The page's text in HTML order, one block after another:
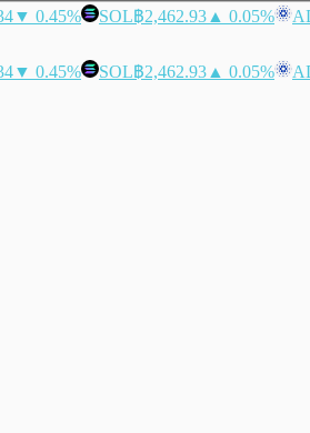
▼ 0.45% SOL฿2,462.93 ▲ 0.05%
▼ 0.45% SOL฿2,462.93 ▲ 0.05%